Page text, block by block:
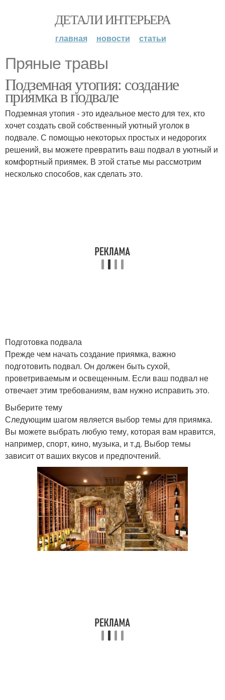
ДЕТАЛИ ИНТЕРЬЕРА
главная новости статьи
Пряные травы
Подземная утопия: создание
приямка в подвале
Подземная утопия - это идеальное место для тех, кто
хочет создать свой собственный уютный уголок в
подвале. С помощью некоторых простых и недорогих
решений, вы можете превратить ваш подвал в уютный и
комфортный приямек. В этой статье мы рассмотрим
несколько способов, как сделать это.
Подготовка подвала
Прежде чем начать создание приямка, важно
подготовить подвал. Он должен быть сухой,
проветриваемым и освещенным. Если ваш подвал не
отвечает этим требованиям, вам нужно исправить это.
Выберите тему
Следующим шагом является выбор темы для приямка.
Вы можете выбрать любую тему, которая вам нравится,
например, спорт, кино, музыка, и т.д. Выбор темы
зависит от ваших вкусов и предпочтений.